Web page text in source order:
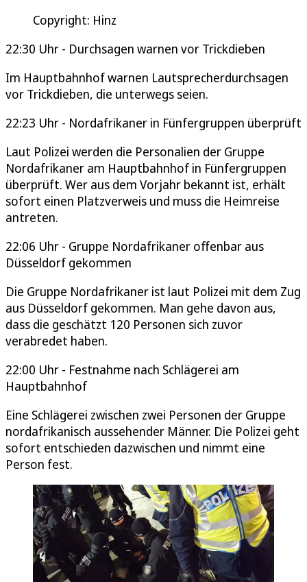
Copyright: Hinz
22:30 Uhr - Durchsagen warnen vor Trickdieben
Im Hauptbahnhof warnen Lautsprecherdurchsagen
vor Trickdieben, die unterwegs seien.
22:23 Uhr - Nordafrikaner in Fünfergruppen überprüft
Laut Polizei werden die Personalien der Gruppe
Nordafrikaner am Hauptbahnhof in Fünfergruppen
überprüft. Wer aus dem Vorjahr bekannt ist, erhält
sofort einen Platzverweis und muss die Heimreise
antreten.
22:06 Uhr - Gruppe Nordafrikaner offenbar aus
Düsseldorf gekommen
Die Gruppe Nordafrikaner ist laut Polizei mit dem Zug
aus Düsseldorf gekommen. Man gehe davon aus,
dass die geschätzt 120 Personen sich zuvor
verabredet haben.
22:00 Uhr - Festnahme nach Schlägerei am
Hauptbahnhof
Eine Schlägerei zwischen zwei Personen der Gruppe
nordafrikanisch aussehender Männer. Die Polizei geht
sofort entschieden dazwischen und nimmt eine
Person fest.